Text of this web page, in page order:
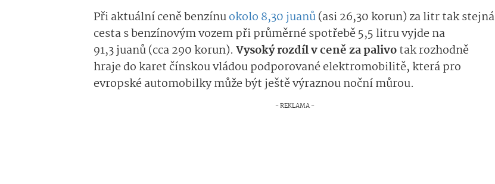
Při aktuální ceně benzínuokolo 8,30 juanů(asi 26,30 korun) za litr tak stejná
cesta s benzínovým vozem při průměrné spotřebě 5,5 litru vyjde na
91,3 juanů (cca 290 korun). Vysoký rozdíl v ceně za palivotak rozhodně
hraje do karet čínskou vládou podporované elektromobilitě, která pro
evropské automobilky může být ještě výraznou noční můrou.